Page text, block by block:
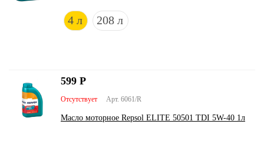
4 л 208 л
Арт. 6061/R
Отсутствует
Масло моторное Repsol ELITE 50501 TDI 5W-40 1л
599 Р